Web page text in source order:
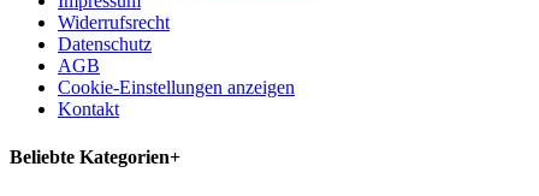
Widerrufsrecht
Datenschutz
AGB
Cookie-Einstellungen anzeigen
Kontakt
Beliebte Kategorien+